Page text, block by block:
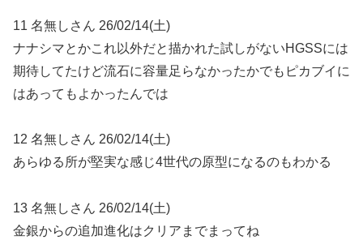
11 名無しさん 26/02/14(土)
ナナシマとかこれ以外だと描かれた試しがないHGSSには
期待してたけど流石に容量足らなかったかでもピカブイに
はあってもよかったんでは
12 名無しさん 26/02/14(土)
あらゆる所が堅実な感じ4世代の原型になるのもわかる
13 名無しさん 26/02/14(土)
金銀からの追加進化はクリアまでまってね